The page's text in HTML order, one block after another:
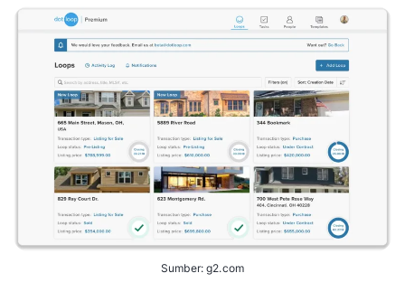
Sumber: g2.com